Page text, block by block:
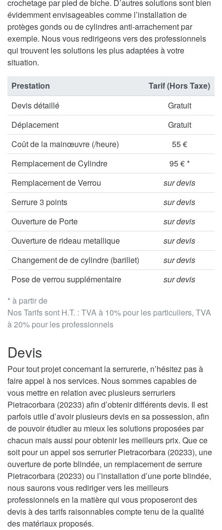
crochetage par pied de biche. D’autres solutions sont bien
évidemment envisageables comme l’installation de
protèges gonds ou de cylindres anti-arrachement par
exemple. Nous vous redirigeons vers des professionnels
qui trouvent les solutions les plus adaptées à votre
situation.
* à partir de
Nos Tarifs sont H.T. : TVA à 10% pour les particuliers, TVA
à 20% pour les professionnels
Prestation
Tarif (Hors Taxe)
Devis détaillé
Gratuit
Déplacement
Gratuit
Coût de la mainœuvre (/heure)
55 €
Remplacement de Cylindre
95 € *
Remplacement de Verrou
sur devis
Serrure 3 points
sur devis
Ouverture de Porte
sur devis
Ouverture de rideau metallique
sur devis
Changement de de cylindre (barillet)
sur devis
Pose de verrou supplémentaire
sur devis
Devis
Pour tout projet concernant la serrurerie, n’hésitez pas à
faire appel à nos services. Nous sommes capables de
vous mettre en relation avec plusieurs serruriers
Pietracorbara (20233) afin d’obtenir différents devis. Il est
parfois utile d’avoir plusieurs devis en sa possession, afin
de pouvoir étudier au mieux les solutions proposées par
chacun mais aussi pour obtenir les meilleurs prix. Que ce
soit pour un appel sos serrurier Pietracorbara (20233), une
ouverture de porte blindée, un remplacement de serrure
Pietracorbara (20233) ou l’installation d’une porte blindée,
nous saurons vous rediriger vers les meilleurs
professionnels en la matière qui vous proposeront des
devis à des tarifs raisonnables compte tenu de la qualité
des matériaux proposés.